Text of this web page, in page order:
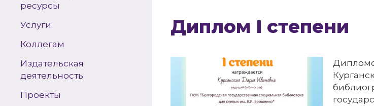
ресурсы
Услуги
Коллегам
Издательская
деятельность
Проекты
Диплом I степени